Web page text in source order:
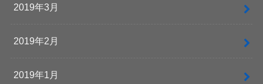
2019年3月
2019年2月
2019年1月